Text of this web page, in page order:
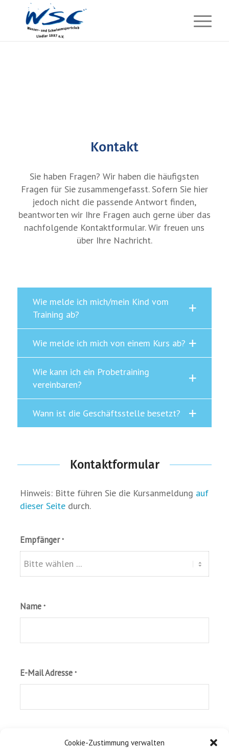
Cookie-Zustimmung verwalten
Kontakt
Sie haben Fragen? Wir haben die häufigsten
Fragen für Sie zusammengefasst. Sofern Sie hier
jedoch nicht die passende Antwort finden,
beantworten wir Ihre Fragen auch gerne über das
nachfolgende Kontaktformular. Wir freuen uns
über Ihre Nachricht.
Wie melde ich mich/mein Kind vom
Training ab?
Wie melde ich mich von einem Kurs ab?
Wie kann ich ein Probetraining
vereinbaren?
Wann ist die Geschäftsstelle besetzt?
Kontaktformular
Hinweis: Bitte führen Sie die Kursanmeldung auf
dieser Seitedurch.
Empfänger*
Name *
E-Mail Adresse *